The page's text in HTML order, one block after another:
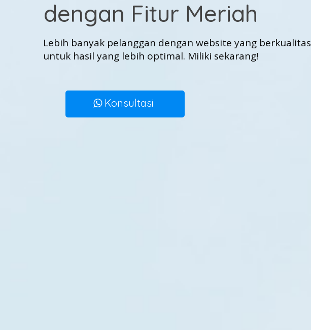
dengan Fitur Meriah
Lebih banyak pelanggan dengan website yang berkualitas
untuk hasil yang lebih optimal. Miliki sekarang!
Konsultasi